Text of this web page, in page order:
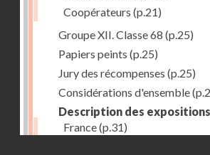
Coopérateurs (p.21)
Groupe XII. Classe 68 (p.25)
Papiers peints (p.25)
Jury des récompenses (p.25)
Considérations d'ensemble
Description des expositions
France(p.31)